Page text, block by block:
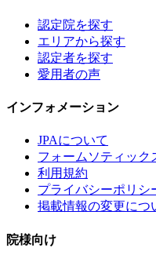
認定院を探す
エリアから探す
認定者を探す
愛用者の声
インフォメーション
JPAについて
フォームソティック
利用規約
プライバシーポリシ
掲載情報の変更につ
院様向け